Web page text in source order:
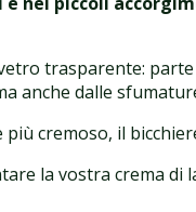
trasparente:
anche dalle
cremoso, il
la vostra crema di